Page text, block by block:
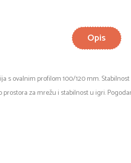
Opis
ovalnim profilom 100/120 mm.
za mrežu i stabilnost u igri.